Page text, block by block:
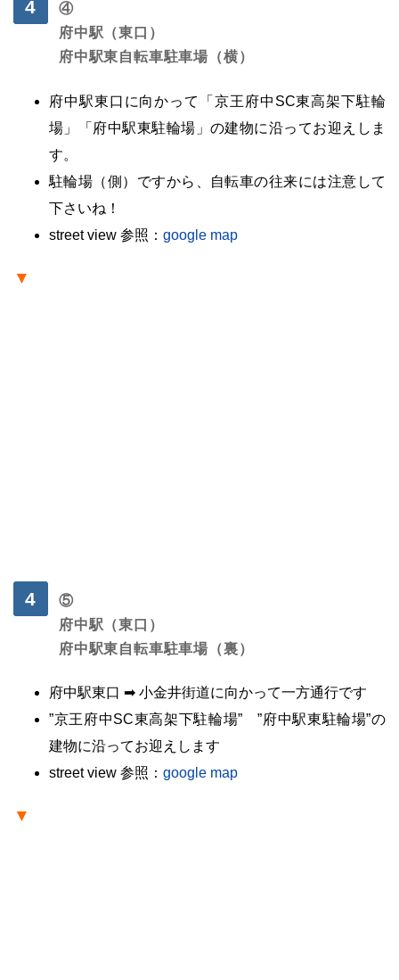
④
府中駅（東口）
府中駅東自転車駐車場（横）
府中駅東口に向かって「京王府中SC東高架下駐輪
場」「府中駅東駐輪場」の建物に沿ってお迎えしま
す。
駐輪場（側）ですから、自転車の往来には注意して
下さいね！
street view 参照： google map
▼
⑤
府中駅（東口）
府中駅東自転車駐車場（裏）
府中駅東口 ➡ 小金井街道に向かって一方通行です
”京王府中SC東高架下駐輪場” ”府中駅東駐輪場”の
建物に沿ってお迎えします
street view 参照： google map
▼